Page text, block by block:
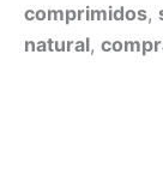
comprimidos,
natural,